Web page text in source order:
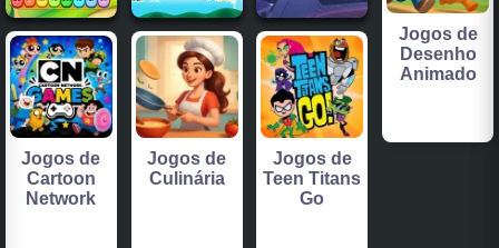
Jogos de
Desenho
Animado
Jogos de
Cartoon
Network
Jogos de
Culinária
Jogos de
Teen Titans
Go